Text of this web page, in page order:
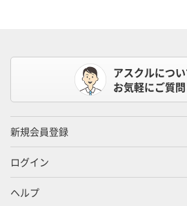
アスクルにつ
お気軽にご質問
新規会員登録
ログイン
ヘルプ